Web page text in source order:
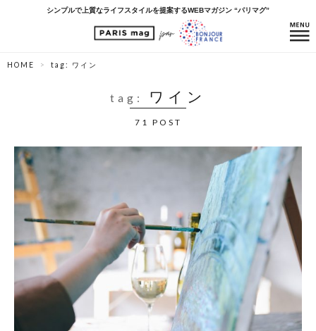
シンプルで上質なライフスタイルを提案するWEBマガジン “パリマグ”
HOME tag: ワイン
tag: ワイン
71 POST